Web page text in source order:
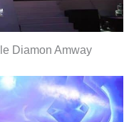
Diamon Amway